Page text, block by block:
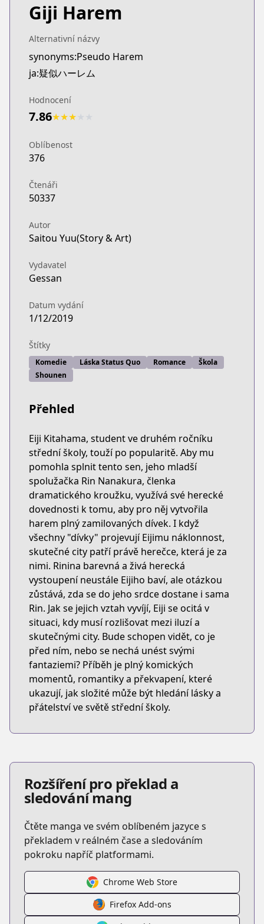
Giji Harem
Alternativní názvy
synonyms:Pseudo Harem
ja:疑似ハーレム
Hodnocení
7.86★★★
Oblíbenost
376
Čtenáři
50337
Autor
Saitou Yuu(Story & Art)
Vydavatel
Gessan
Datum vydání
1/12/2019
Štítky
Komedie Láska Status Quo Romance
Škola
Shounen
Přehled
Eiji Kitahama, student ve druhém ročníku
střední školy, touží po popularitě. Aby mu
pomohla splnit tento sen, jeho mladší
spolužačka Rin Nanakura, členka
dramatického kroužku, využívá své herecké
dovednosti k tomu, aby pro něj vytvořila
harem plný zamilovaných dívek. I když
všechny "dívky" projevují Eijimu náklonnost,
skutečné city patří právě herečce, která je za
nimi. Rinina barevná a živá herecká
vystoupení neustále Eijiho baví, ale otázkou
zůstává, zda se do jeho srdce dostane i sama
Rin. Jak se jejich vztah vyvíjí, Eiji se ocitá v
situaci, kdy musí rozlišovat mezi iluzí a
skutečnými city. Bude schopen vidět, co je
před ním, nebo se nechá unést svými
fantaziemi? Příběh je plný komických
momentů, romantiky a překvapení, které
ukazují, jak složité může být hledání lásky a
přátelství ve světě střední školy.
Rozšíření pro překlad a
sledování mang
Čtěte manga ve svém oblíbeném jazyce s
překladem v reálném čase a sledováním
pokroku napříč platformami.
Chrome Web Store
Firefox Add-ons